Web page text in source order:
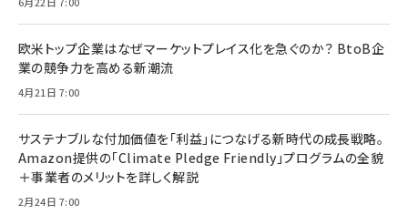
欧米トップ企業はなぜマーケットプレイス化を急ぐのか？ BtoB企
業の競争力を高める新潮流
4月21日 7:00
サステナブルな付加価値を「利益」につなげる新時代の成長戦略。
Amazon提供の「Climate Pledge Friendly」プログラムの全貌
＋事業者のメリットを詳しく解説
2月24日 7:00